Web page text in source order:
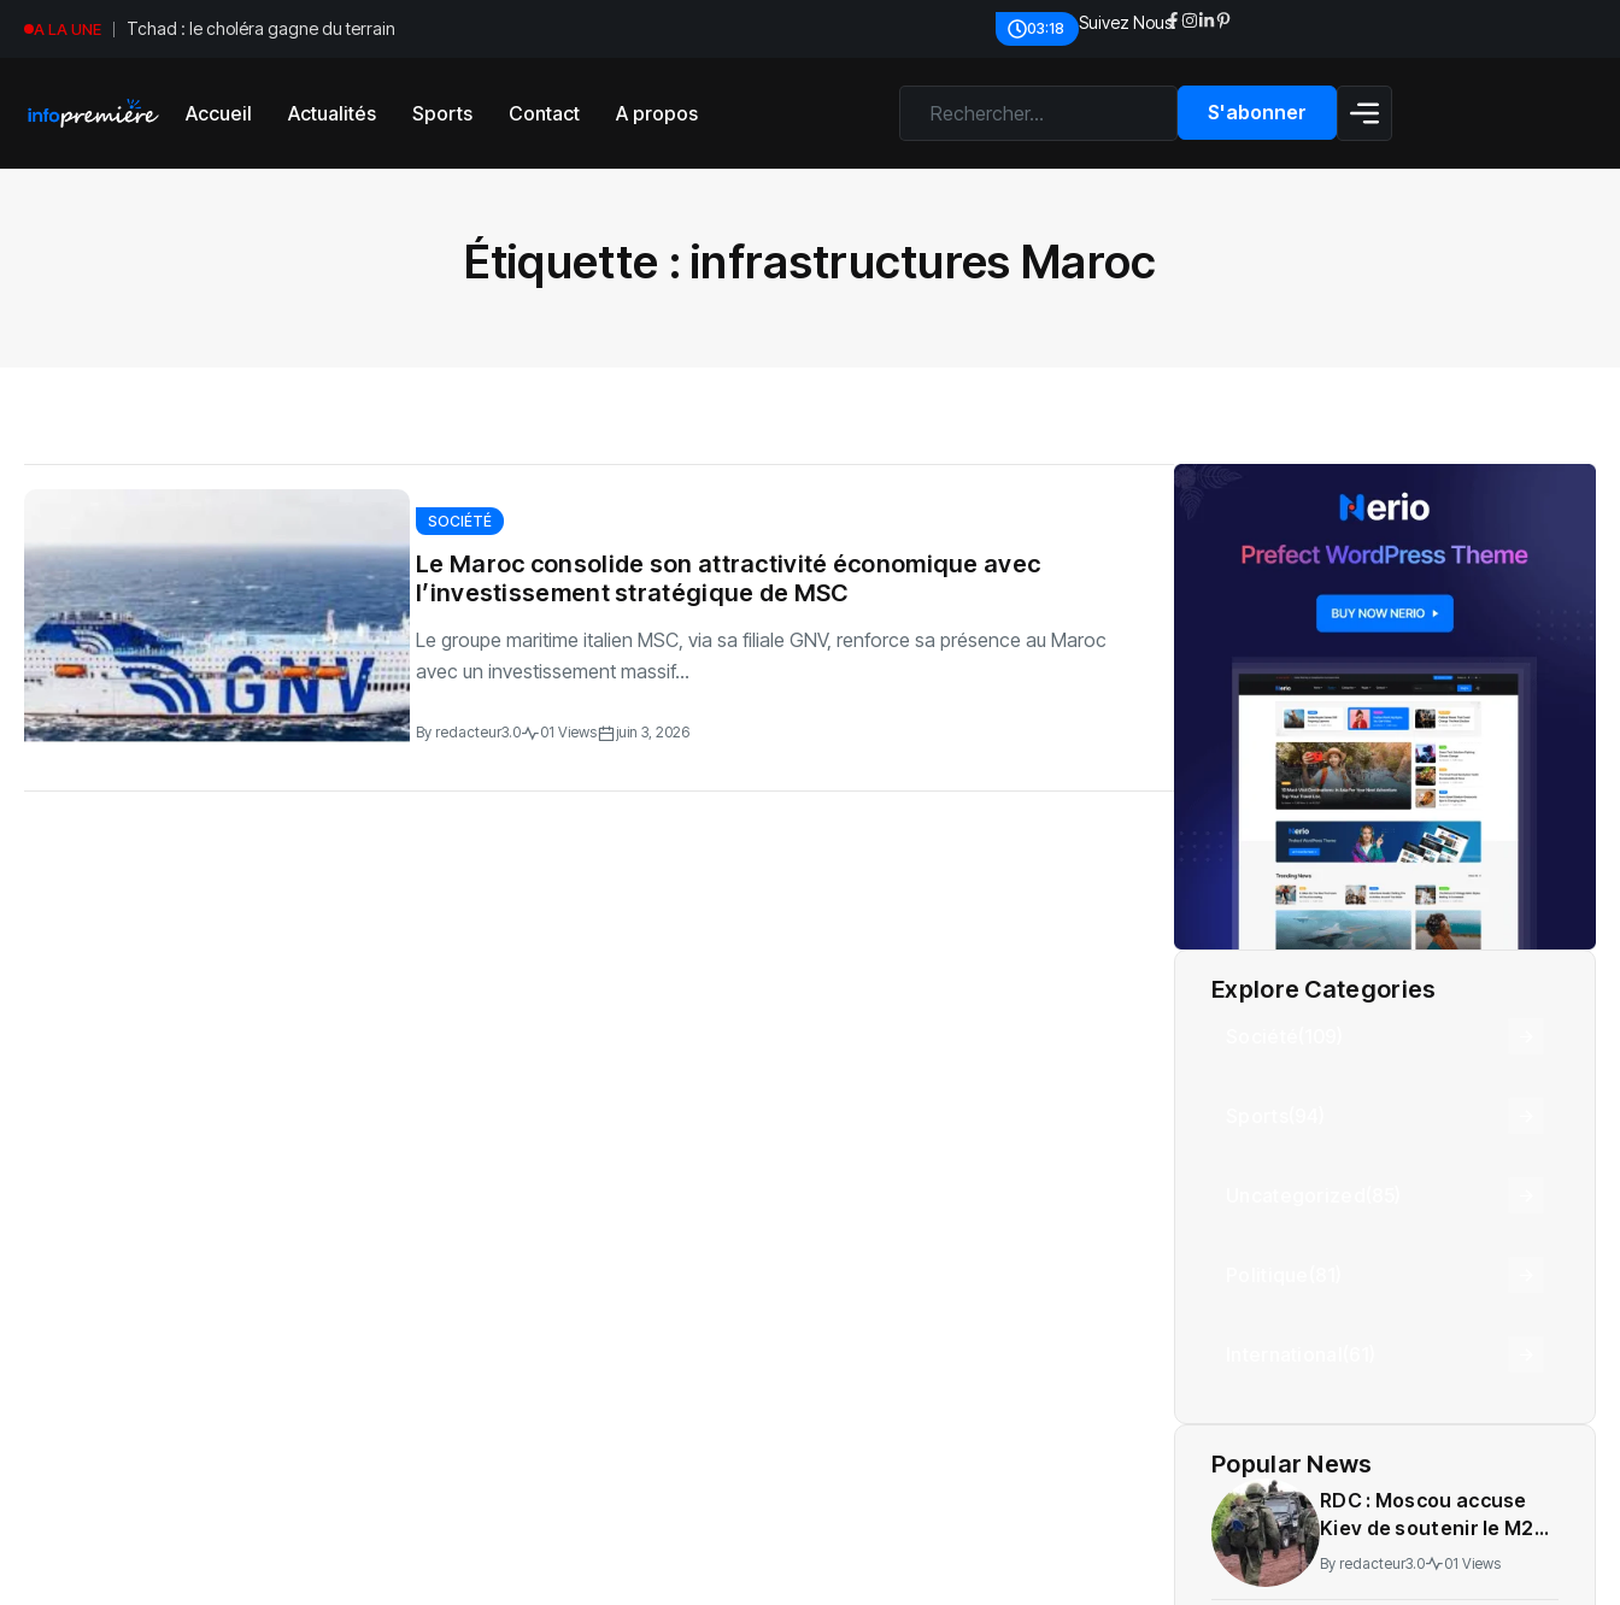
A LA UNE Tchad : le choléra gagne du terrain 03:18 Suivez Nous:
Accueil Actualités Sports Contact A propos S'abonner
Étiquette : infrastructures Maroc
SOCIÉTÉ
Le Maroc consolide son attractivité économique avec
l’investissement stratégique de MSC
Le groupe maritime italien MSC, via sa filiale GNV, renforce sa présence au Maroc
avec un investissement massif...
By redacteur3.0 01 Views juin 3, 2026
Explore Categories
Popular News
RDC : Moscou accuse
Kiev de soutenir le M23
sans preuves tangibles
By redacteur3.0 01 Views